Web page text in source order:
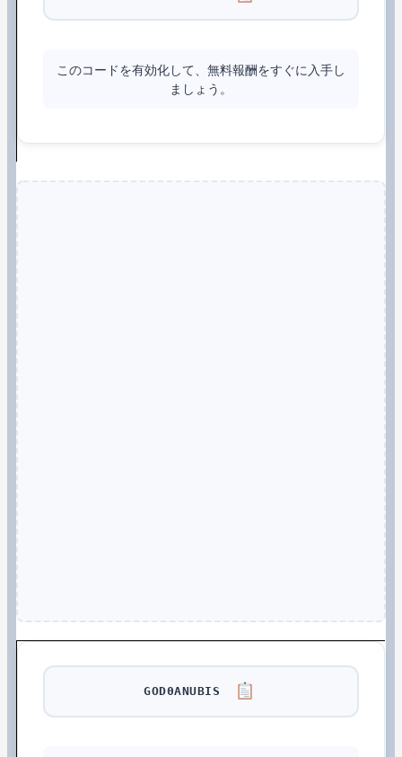
このコードを有効化して、無料報酬をすぐに入手し
ましょう。
GOD0ANUBIS